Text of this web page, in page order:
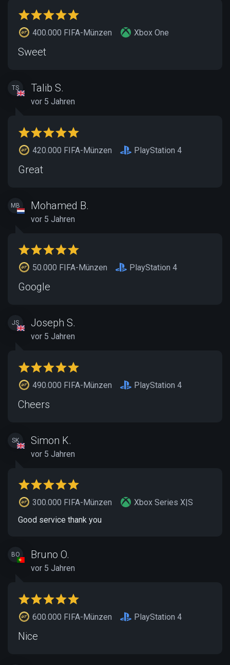
400.000 FIFA-Münzen Xbox One
Sweet
TS Talib S.
vor 5 Jahren
420.000 FIFA-Münzen PlayStation 4
Great
MB Mohamed B.
vor 5 Jahren
50.000 FIFA-Münzen PlayStation 4
Google
JS Joseph S.
vor 5 Jahren
490.000 FIFA-Münzen PlayStation 4
Cheers
SK Simon K.
vor 5 Jahren
300.000 FIFA-Münzen
Xbox Series X|S
Good service thank you
BO Bruno O.
vor 5 Jahren
600.000 FIFA-Münzen PlayStation 4
Nice